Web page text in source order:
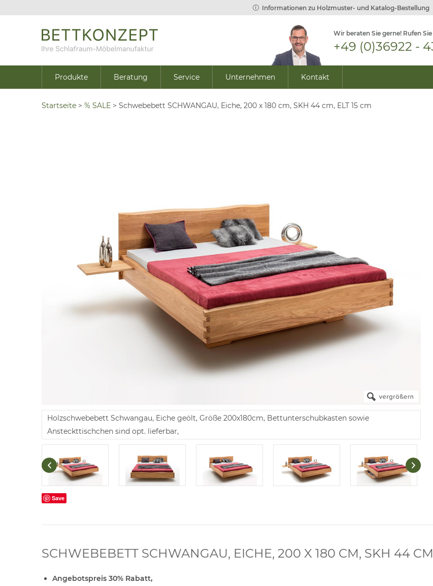
Informationen zu Holzmuster- und Katalog-Bestellung
Wir beraten Sie gerne! Rufen
+49 (0)36922 -
Produkte Beratung Service Unternehmen Kontakt
Startseite > % SALE > Schwebebett SCHWANGAU, Eiche, 200 x 180 cm, SKH 44 cm, ELT 15 cm
Holzschwebebett Schwangau, Eiche geölt, Größe 200x180cm, Bettunterschubkasten sowie
Ansteckttischchen sind opt. lieferbar,
Save
SCHWEBEBETT SCHWANGAU, EICHE, 200 X 180 CM, SKH 44
Angebotspreis 30% Rabatt,